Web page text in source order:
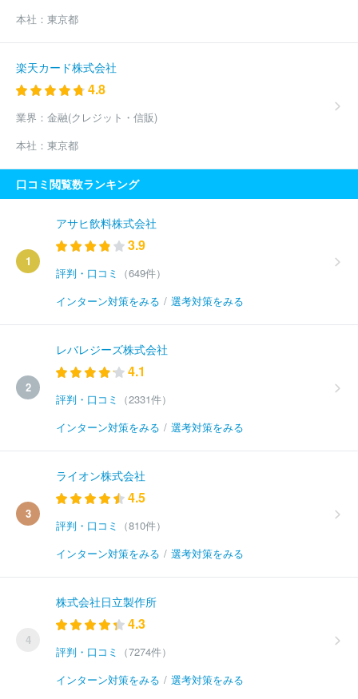
本社： 東京都
楽天カード株式会社
4.8
業界： 金融(クレジット・信販)
本社： 東京都
口コミ閲覧数ランキング
1
アサヒ飲料株式会社
3.9
評判・口コミ
（649件）
インターン対策をみる / 選考対策をみる
2
レバレジーズ株式会社
4.1
評判・口コミ
（2331件）
インターン対策をみる / 選考対策をみる
3
ライオン株式会社
4.5
評判・口コミ
（810件）
インターン対策をみる / 選考対策をみる
4
株式会社日立製作所
4.3
評判・口コミ
（7274件）
インターン対策をみる / 選考対策をみる